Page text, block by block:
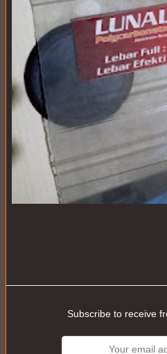
Subscribe to receive